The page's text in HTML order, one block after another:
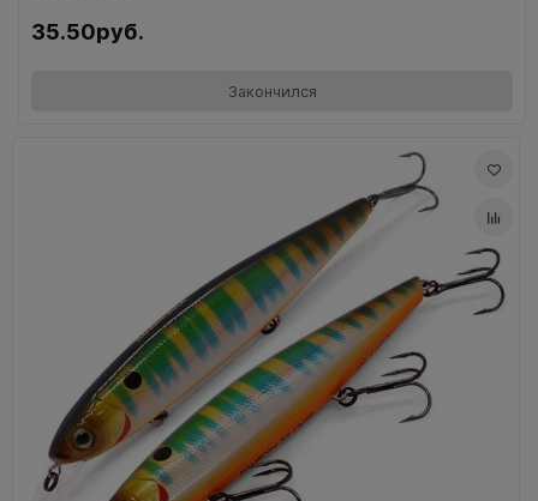
35.50руб.
Закончился